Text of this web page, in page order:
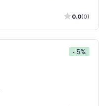
0.0(0)
- 5%